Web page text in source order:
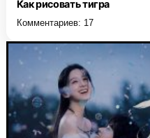
Как рисовать тигра
Комментариев: 17